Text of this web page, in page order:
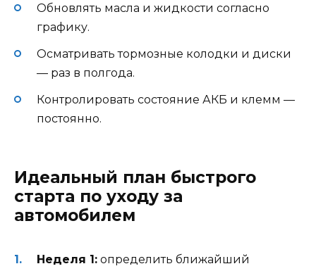
Обновлять масла и жидкости согласно
графику.
Осматривать тормозные колодки и диски
— раз в полгода.
Контролировать состояние АКБ и клемм —
постоянно.
Идеальный план быстрого
старта по уходу за
автомобилем
Неделя 1: определить ближайший